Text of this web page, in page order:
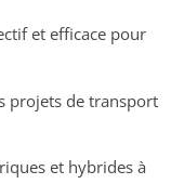
et efficace pour
projets de transport
et hybrides à